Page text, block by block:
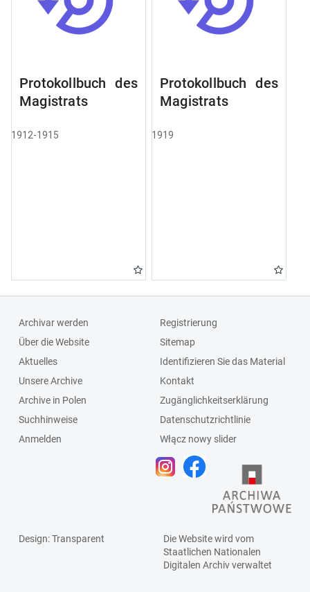
Protokollbuch des
Magistrats
1912-1915
Protokollbuch des
Magistrats
1919
Archivar werden
Über die Website
Aktuelles
Unsere Archive
Archive in Polen
Suchhinweise
Anmelden
Registrierung
Sitemap
Identifizieren Sie das Material
Kontakt
Zugänglichkeitserklärung
Datenschutzrichtlinie
Włącz nowy slider
Design: Transparent
Die Website wird vom
Staatlichen Nationalen
Digitalen Archivverwaltet